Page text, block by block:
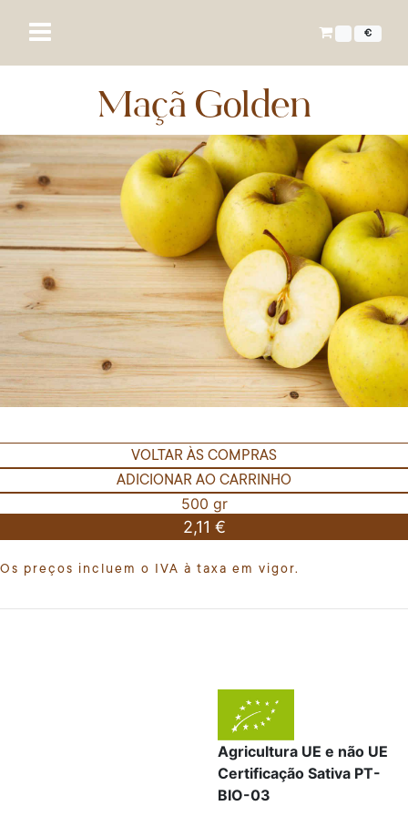
€
Maçã Golden
VOLTAR ÀS COMPRAS
ADICIONAR AO CARRINHO
500 gr
2,11 €
Os preços incluem o IVA à taxa em vigor.
Agricultura UE e não UE
Certificação Sativa PT-
BIO-03